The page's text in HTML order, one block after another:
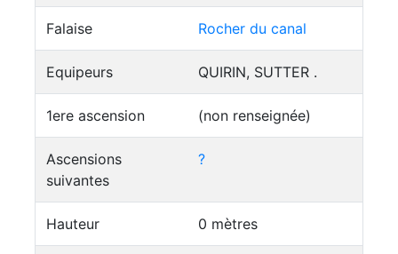
Falaise Rocher du canal
Equipeurs QUIRIN, SUTTER .
1ere ascension (non renseignée)
Ascensions
suivantes
?
Hauteur 0 mètres